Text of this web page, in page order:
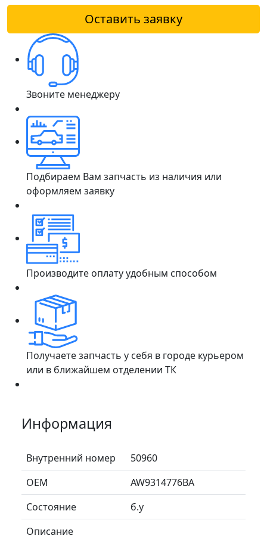
Оставить заявку
Звоните менеджеру
Подбираем Вам запчасть из наличия или
оформляем заявку
Производите оплату удобным способом
Получаете запчасть у себя в городе курьером
или в ближайшем отделении ТК
Информация
Внутренний номер
50960
ОЕМ
AW9314776BA
Состояние
б.у
Описание